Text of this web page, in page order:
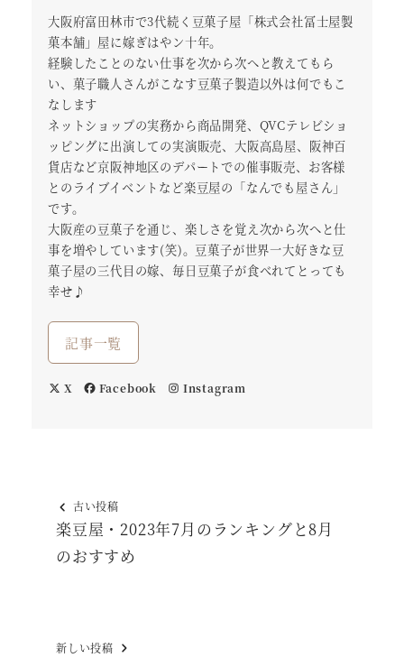
大阪府富田林市で3代続く豆菓子屋「株式会社冨士屋製
菓本舗」屋に嫁ぎはやン十年。
経験したことのない仕事を次から次へと教えてもら
い、菓子職人さんがこなす豆菓子製造以外は何でもこ
なします
ネットショップの実務から商品開発、QVCテレビショ
ッピングに出演しての実演販売、大阪高島屋、阪神百
貨店など京阪神地区のデパートでの催事販売、お客様
とのライブイベントなど楽豆屋の「なんでも屋さん」
です。
大阪産の豆菓子を通じ、楽しさを覚え次から次へと仕
事を増やしています(笑)。豆菓子が世界一大好きな豆
菓子屋の三代目の嫁、毎日豆菓子が食べれてとっても
幸せ♪
記事一覧
X Facebook Instagram
古い投稿
楽豆屋・2023年7月のランキングと8月
のおすすめ
新しい投稿